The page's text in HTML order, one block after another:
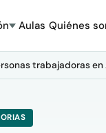
Aulas Quiénes
trabajadoras en